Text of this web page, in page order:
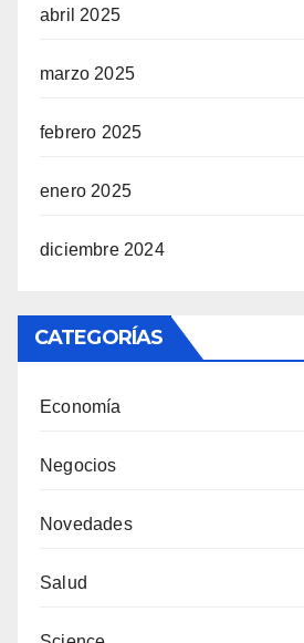
abril 2025
marzo 2025
febrero 2025
enero 2025
diciembre 2024
CATEGORÍAS
Economía
Negocios
Novedades
Salud